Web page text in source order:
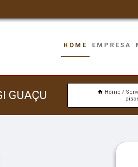
HOME EMPRESA
GUAÇU Home